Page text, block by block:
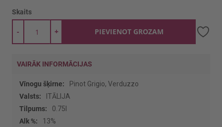
Skaits
+
- PIEVIENOT GROZAM
VAIRĀK INFORMĀCIJAS
Vairāk
informācijas
Pinot Grigio, Verduzzo
ITĀLIJA
0.75l
13%